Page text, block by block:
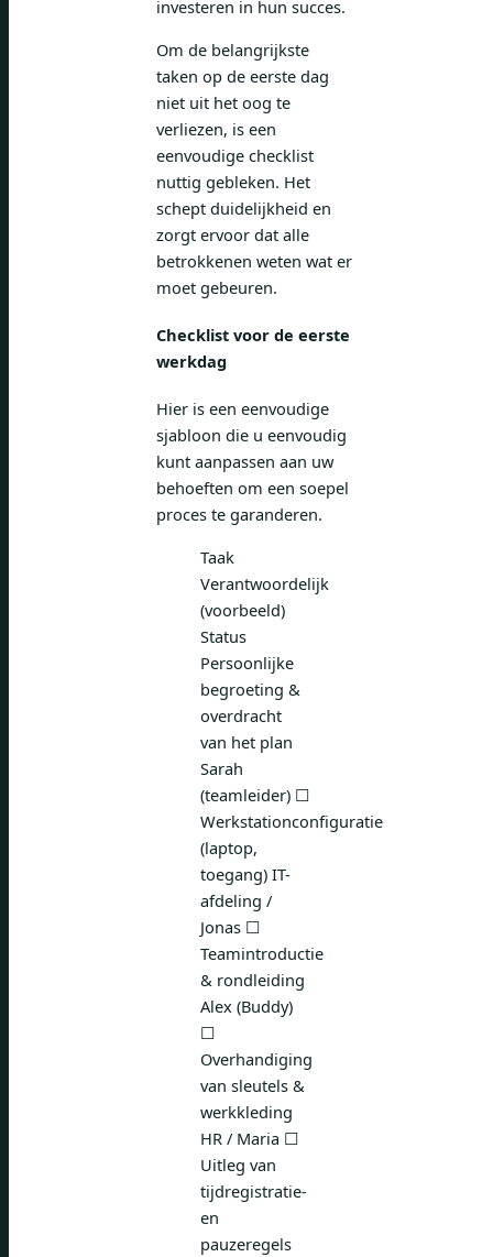
investeren in hun succes.
Om de belangrijkste
taken op de eerste dag
niet uit het oog te
verliezen, is een
eenvoudige checklist
nuttig gebleken. Het
schept duidelijkheid en
zorgt ervoor dat alle
betrokkenen weten wat er
moet gebeuren.
Checklist voor de eerste
werkdag
Hier is een eenvoudige
sjabloon die u eenvoudig
kunt aanpassen aan uw
behoeften om een soepel
proces te garanderen.
Taak
Verantwoordelijk
(voorbeeld)
Status
Persoonlijke
begroeting &
overdracht
van het plan
Sarah
(teamleider) ☐
Werkstationconfiguratie
(laptop,
toegang) IT-
afdeling /
Jonas ☐
Teamintroductie
& rondleiding
Alex (Buddy)
☐
Overhandiging
van sleutels &
werkkleding
HR / Maria ☐
Uitleg van
tijdregistratie-
en
pauzeregels